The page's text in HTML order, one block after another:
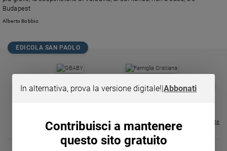
Chiesa
spiritualità
Devozione
Budapest
Alberto Bobbio
EDICOLA SAN PAOLO
❮
€ 34,80 € 21,90 37%
€ 104,00 € 83,00 20%
Visualizza tutte le riviste
In alternativa, prova la versione digitale!|Abbonati
Contribuisci a mantenere
questo sito gratuito